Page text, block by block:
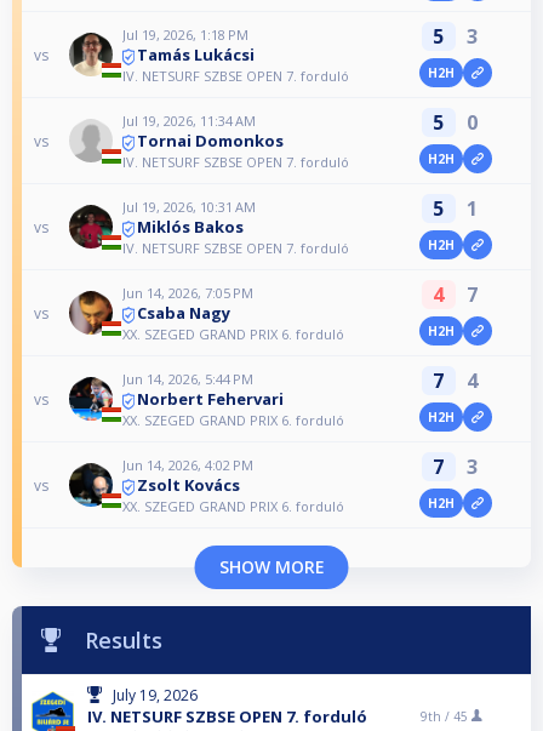
vs
Jul 19, 2026, 1:18 PM
Tamás Lukácsi
IV. NETSURF SZBSE OPEN 7. forduló
5 3
H2H
vs
Jul 19, 2026, 11:34 AM
Tornai Domonkos
IV. NETSURF SZBSE OPEN 7. forduló
5 0
H2H
vs
Jul 19, 2026, 10:31 AM
Miklós Bakos
IV. NETSURF SZBSE OPEN 7. forduló
5 1
H2H
vs
Jun 14, 2026, 7:05 PM
Csaba Nagy
XX. SZEGED GRAND PRIX 6. forduló
4 7
H2H
vs
Jun 14, 2026, 5:44 PM
Norbert Fehervari
XX. SZEGED GRAND PRIX 6. forduló
7 4
H2H
vs
Jun 14, 2026, 4:02 PM
Zsolt Kovács
XX. SZEGED GRAND PRIX 6. forduló
7 3
H2H
SHOW MORE
Results
July 19, 2026
IV. NETSURF SZBSE OPEN 7. forduló 9th / 45